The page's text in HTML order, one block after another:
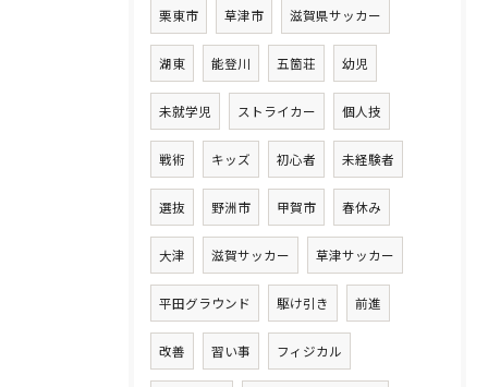
栗東市 草津市 滋賀県サッカー
湖東 能登川 五箇荘 幼児
未就学児 ストライカー 個人技
戦術 キッズ 初心者 未経験者
選抜 野洲市 甲賀市 春休み
大津 滋賀サッカー 草津サッカー
平田グラウンド 駆け引き 前進
改善 習い事 フィジカル